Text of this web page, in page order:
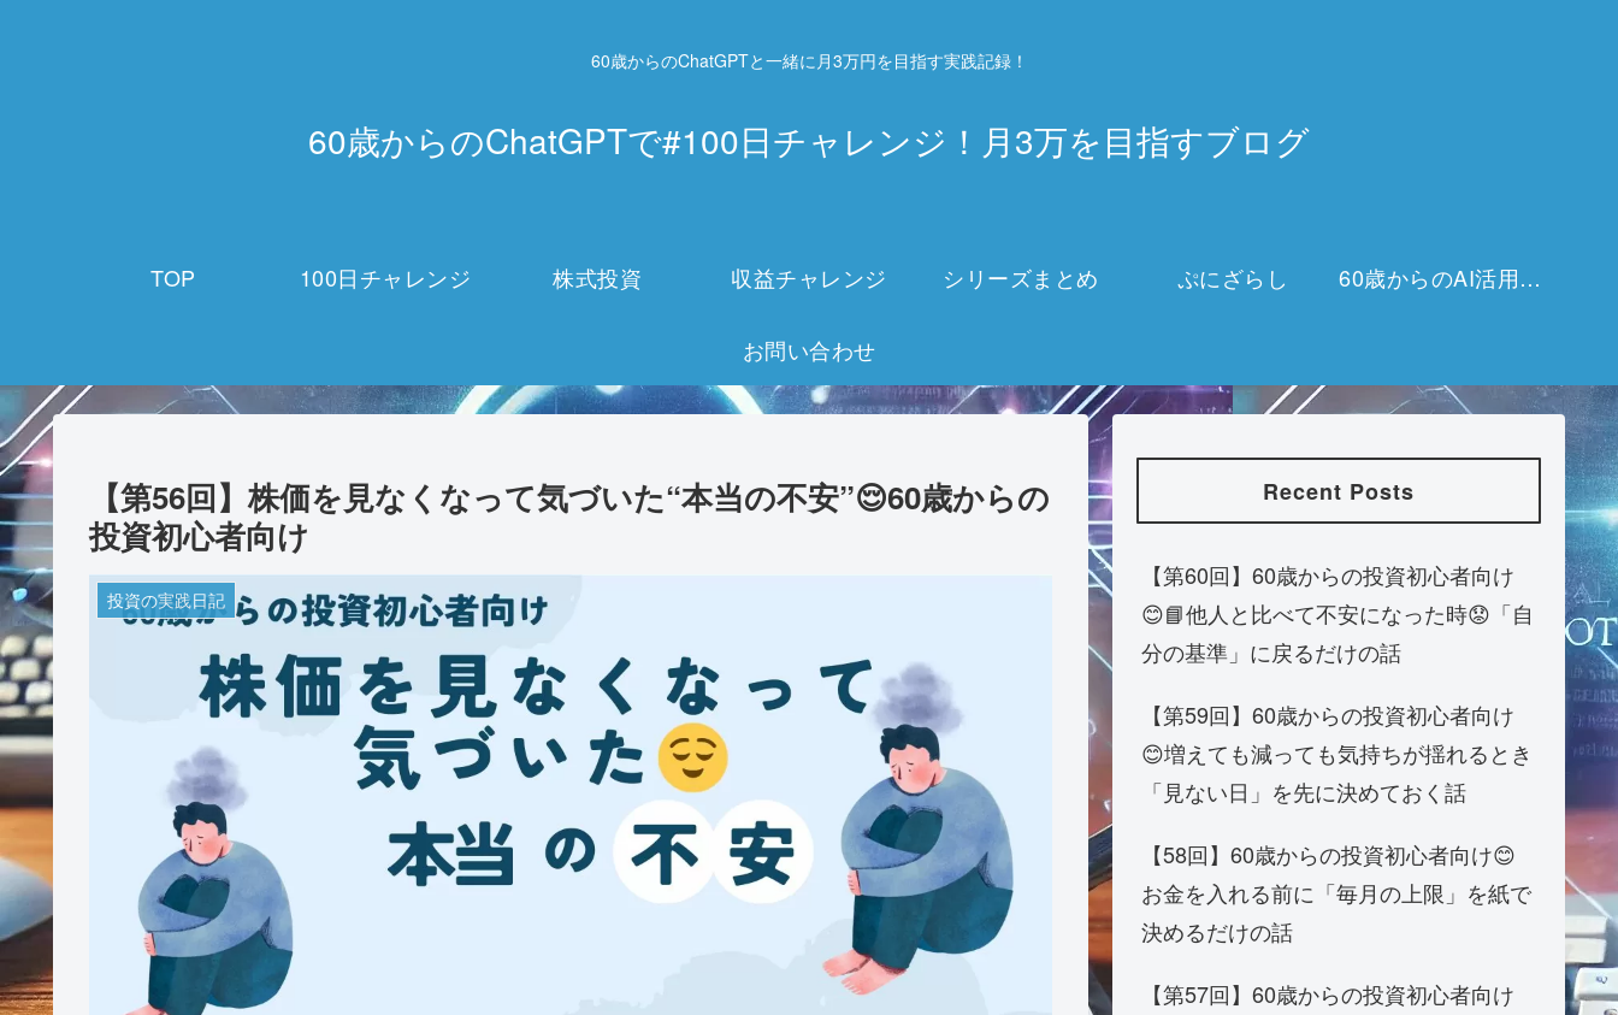
60歳からのChatGPTと一緒に月3万円を目指す実践記録！
60歳からのChatGPTで#100日チャレンジ！月3万を目指すブログ
TOP 100日チャレンジ 株式投資 収益チャレンジ シリーズまとめ ぷにざらし 60歳からのAI活用チャレンジ
お問い合わせ
【第56回】株価を見なくなって気づいた“本当の不安”😌60歳からの
投資初心者向け
投資の実践日記
Recent Posts
【第60回】60歳からの投資初心者向け
😊📘他人と比べて不安になった時😟「自
分の基準」に戻るだけの話
【第59回】60歳からの投資初心者向け
😊増えても減っても気持ちが揺れるとき
「見ない日」を先に決めておく話
【58回】60歳からの投資初心者向け😊
お金を入れる前に「毎月の上限」を紙で
決めるだけの話
【第57回】60歳からの投資初心者向け